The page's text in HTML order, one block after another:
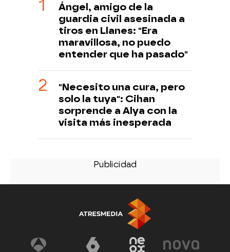
Ángel, amigo de la
guardia civil asesinada a
tiros en Llanes: "Era
maravillosa, no puedo
entender que ha pasado"
"Necesito una cura, pero
solo la tuya": Cihan
sorprende a Alya con la
visita más inesperada